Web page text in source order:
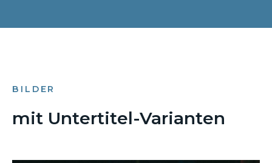
BILDER
mit Untertitel-Varianten